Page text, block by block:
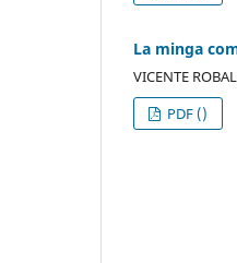
La minga
VICENTE
PDF ()